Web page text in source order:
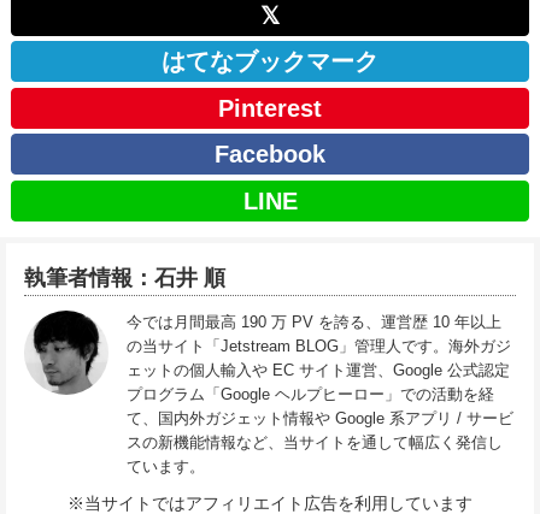
𝕏
はてなブックマーク
Pinterest
Facebook
LINE
執筆者情報：石井 順
今では月間最高 190 万 PV を誇る、運営歴 10 年以上
の当サイト「Jetstream BLOG」管理人です。海外ガジ
ェットの個人輸入や EC サイト運営、Google 公式認定
プログラム「Google ヘルプヒーロー」での活動を経
て、国内外ガジェット情報や Google 系アプリ / サービ
スの新機能情報など、当サイトを通して幅広く発信し
ています。
※当サイトではアフィリエイト広告を利用しています